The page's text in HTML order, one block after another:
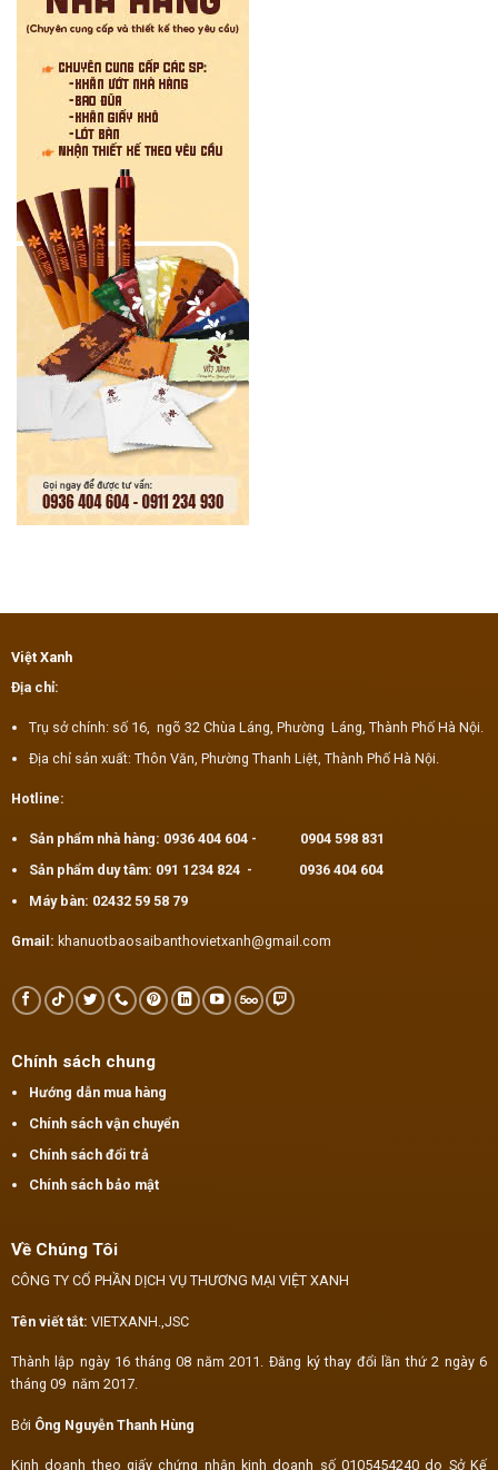
Việt Xanh
Địa chỉ:
Trụ sở chính: số 16, ngõ 32 Chùa Láng, Phường Láng, Thành Phố Hà Nội.
Địa chỉ sản xuất: Thôn Văn, Phường Thanh Liệt, Thành Phố Hà Nội.
Hotline:
Sản phẩm nhà hàng: 0936 404 604- 0904 598 831
Sản phẩm duy tâm: 091 1234 824 -
0936 404 604
Máy bàn: 02432 59 58 79
Gmail: khanuotbaosaibanthovietxanh@gmail.com
Chính sách chung
Hướng dẫn mua hàng
Chính sách vận chuyển
Chính sách đổi trả
Chính sách bảo mật
Về Chúng Tôi
CÔNG TY CỔ PHẦN DỊCH VỤ THƯƠNG MẠI VIỆT XANH
Tên viết tắt: VIETXANH.,JSC
Thành lập ngày 16 tháng 08 năm 2011. Đăng ký thay đổi lần thứ 2 ngày 6
tháng 09 năm 2017.
Bởi Ông Nguyễn Thanh Hùng
Kinh doanh theo giấy chứng nhận kinh doanh số 0105454240 do Sở Kế